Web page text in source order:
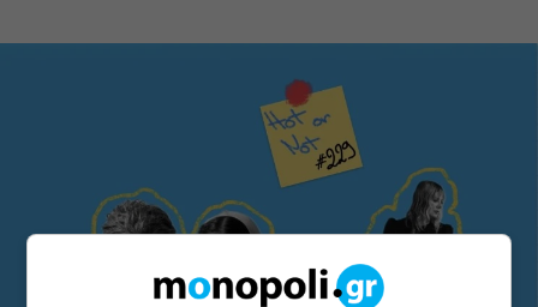
ΕΙΔΑΜΕ / ΠΑΡΑΣΤΑΣΕΙΣ